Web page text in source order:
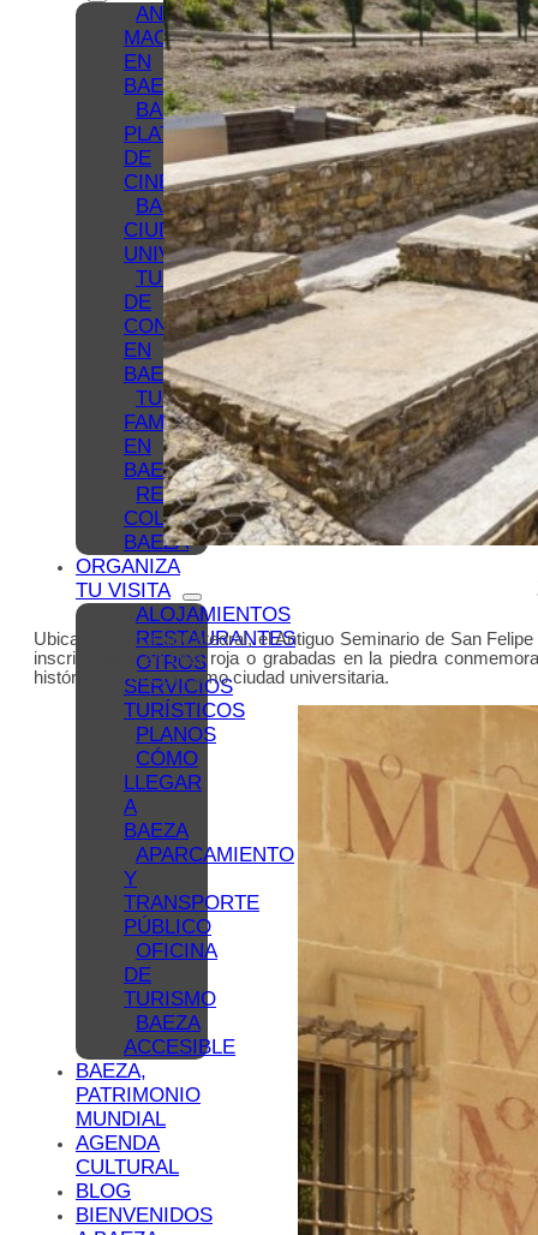
ANTONIO
MACHADO
EN
BAEZA
BAEZA
PLATÓ
DE
CINE
BAEZA,
CIUDAD
UNIVERSITARIA
TURISMO
DE
CONGRESOS
EN
BAEZA
TURISMO
FAMILIAR
EN
BAEZA
REDES
COLABORATIVAS
BAEZA
ORGANIZA
TU VISITA
ALOJAMIENTOS
RESTAURANTES
OTROS
SERVICIOS
TURÍSTICOS
PLANOS
CÓMO
LLEGAR
A
BAEZA
APARCAMIENTO
Y
TRANSPORTE
PÚBLICO
OFICINA
DE
TURISMO
BAEZA
ACCESIBLE
BAEZA,
PATRIMONIO
MUNDIAL
AGENDA
CULTURAL
BLOG
BIENVENIDOS
Ubicado junto a la Catedral, el Antiguo Seminario de San
inscripciones en tinta roja o grabadas en la piedra
histórico de Baeza como ciudad universitaria.